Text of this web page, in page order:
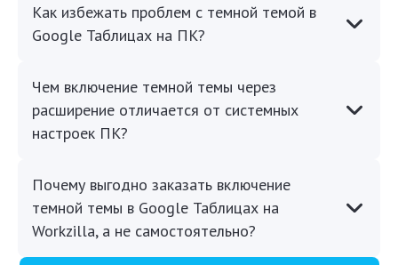
Как избежать проблем с темной темой в
Google Таблицах на ПК?
Чем включение темной темы через
расширение отличается от системных
настроек ПК?
Почему выгодно заказать включение
темной темы в Google Таблицах на
Workzilla, а не самостоятельно?